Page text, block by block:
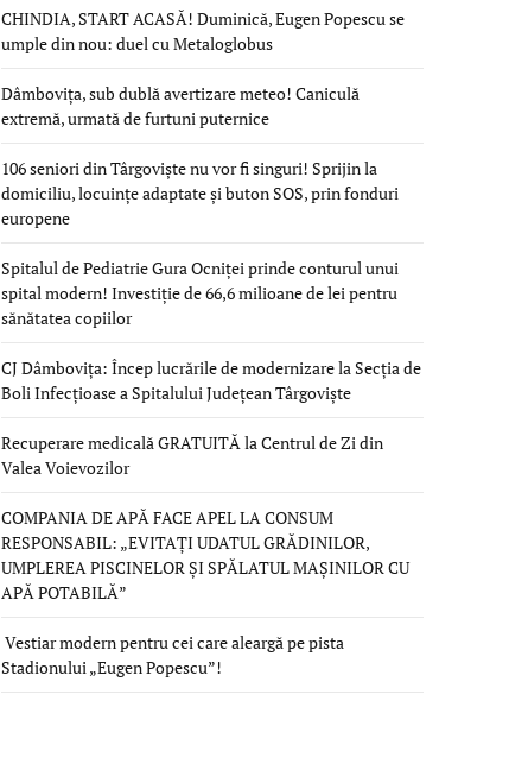
CHINDIA, START ACASĂ! Duminică, Eugen Popescu se
umple din nou: duel cu Metaloglobus
Dâmbovița, sub dublă avertizare meteo! Caniculă
extremă, urmată de furtuni puternice
106 seniori din Târgoviște nu vor fi singuri! Sprijin la
domiciliu, locuințe adaptate și buton SOS, prin fonduri
europene
Spitalul de Pediatrie Gura Ocniței prinde conturul unui
spital modern! Investiție de 66,6 milioane de lei pentru
sănătatea copiilor
CJ Dâmbovița: Încep lucrările de modernizare la Secția de
Boli Infecțioase a Spitalului Județean Târgoviște
Recuperare medicală GRATUITĂ la Centrul de Zi din
Valea Voievozilor
COMPANIA DE APĂ FACE APEL LA CONSUM
RESPONSABIL: „EVITAȚI UDATUL GRĂDINILOR,
UMPLEREA PISCINELOR ȘI SPĂLATUL MAȘINILOR CU
APĂ POTABILĂ”
Vestiar modern pentru cei care aleargă pe pista
Stadionului „Eugen Popescu”!